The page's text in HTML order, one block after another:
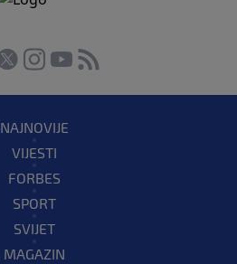
NAJNOVIJE
VIJESTI
FORBES
SPORT
SVIJET
MAGAZIN